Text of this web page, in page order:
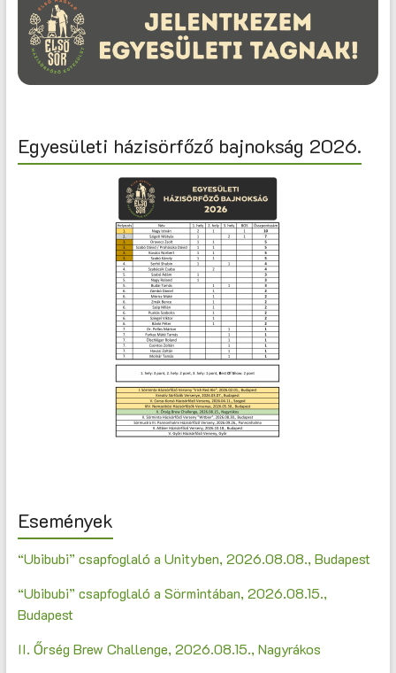
Egyesületi házisörfőző bajnokság 2026.
Események
“Ubibubi” csapfoglaló a Unityben, 2026.08.08., Budapest
“Ubibubi” csapfoglaló a Sörmintában, 2026.08.15.,
Budapest
II. Őrség Brew Challenge, 2026.08.15., Nagyrákos